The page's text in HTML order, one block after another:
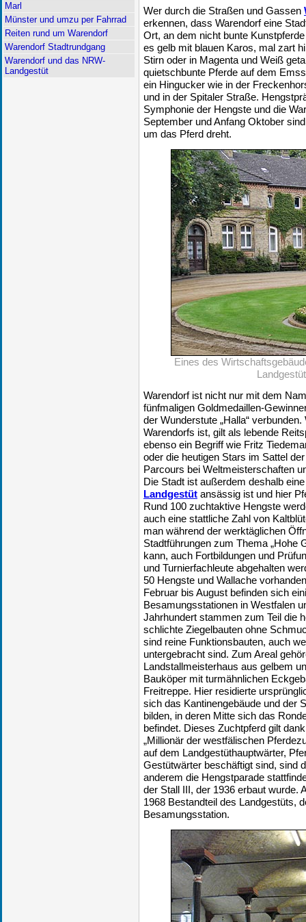
Marl
Münster und umzu per Fahrrad
Reiten rund um Warendorf
Warendorf Stadtrundgang
Warendorf und das NRW-
Landgestüt
Wer durch die Straßen und Gassen
erkennen, dass Warendorf eine
Ort, an dem nicht bunte
es gelb mit blauen Karos, mal zart
Stirn oder in Magenta und Weiß
quietschbunte Pferde auf dem
ein Hingucker wie in der
und in der Spitaler Straße.
Symphonie der Hengste und die
September und Anfang Oktober
um das Pferd dreht.
Eines des
Warendorf ist nicht nur mit dem
fünfmaligen Goldmedaillen-
der Wunderstute „Halla“
Warendorfs ist, gilt als lebende
ebenso ein Begriff wie Fritz
oder die heutigen Stars im Sattel
Parcours bei Weltmeisterschaften
Die Stadt ist außerdem deshalb
Landgestüt ansässig ist und hier
Rund 100 zuchtaktive Hengste
auch eine stattliche Zahl von
man während der werktäglichen
Stadtführungen zum Thema „Hohe
kann, auch Fortbildungen und
und Turnierfachleute abgehalten
50 Hengste und Wallache
Februar bis August befinden sich
Besamungsstationen in Westfalen
Jahrhundert stammen zum Teil die
schlichte Ziegelbauten ohne
sind reine Funktionsbauten, auch
untergebracht sind. Zum Areal
Landstallmeisterhaus aus gelbem
Bauköper mit turmähnlichen
Freitreppe. Hier residierte
sich das Kantinengebäude und der
bilden, in deren Mitte sich das
befindet. Dieses Zuchtpferd gilt
„Millionär der westfälischen
auf dem Landgestüthauptwärter,
Gestütwärter beschäftigt sind, sind
anderem die Hengstparade
der Stall III, der 1936 erbaut wurde.
1968 Bestandteil des Landgestüts,
Besamungsstation.